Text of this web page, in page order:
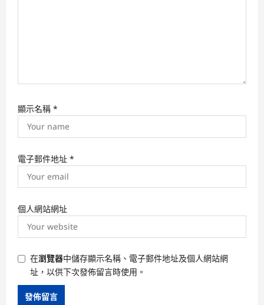
顯示名稱 *
電子郵件地址 *
個人網站網址
在瀏覽器中儲存顯示名稱、電子郵件地址及個人網站網
址，以供下次發佈留言時使用。